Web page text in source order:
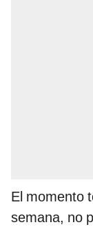
El momento
semana, no